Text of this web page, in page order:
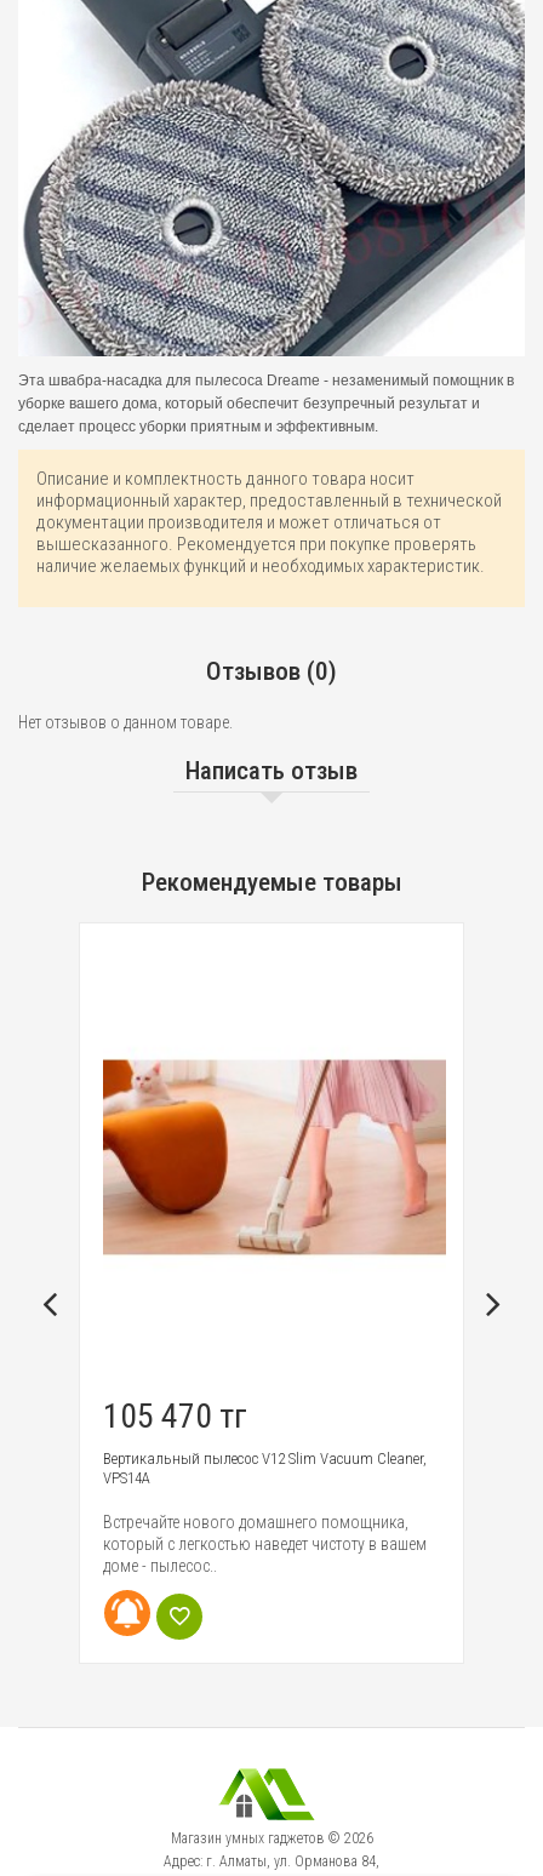
Эта швабра-насадка для пылесоса Dreame - незаменимый помощник в
уборке вашего дома, который обеспечит безупречный результат и
сделает процесс уборки приятным и эффективным.
Описание и комплектность данного товара носит
информационный характер, предоставленный в технической
документации производителя и может отличаться от
вышесказанного. Рекомендуется при покупке проверять
наличие желаемых функций и необходимых характеристик.
Отзывов (0)
Нет отзывов о данном товаре.
Написать отзыв
Рекомендуемые товары
105 470 тг
Вертикальный пылесос V12 Slim Vacuum Cleaner,
VPS14A
Встречайте нового домашнего помощника,
который с легкостью наведет чистоту в вашем
доме - пылесос..
Магазин умных гаджетов © 2026
Адрес: г. Алматы, ул. Орманова 84,